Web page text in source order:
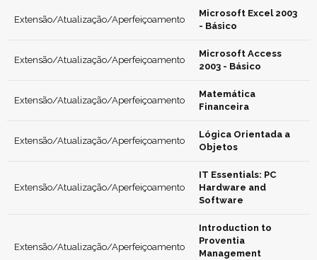
Extensão/Atualização/Aperfeiçoamento
Microsoft Excel 2003
- Básico
Extensão/Atualização/Aperfeiçoamento
Microsoft Access
2003 - Básico
Extensão/Atualização/Aperfeiçoamento
Matemática
Financeira
Extensão/Atualização/Aperfeiçoamento
Lógica Orientada a
Objetos
Extensão/Atualização/Aperfeiçoamento
IT Essentials: PC
Hardware and
Software
Extensão/Atualização/Aperfeiçoamento
Introduction to
Proventia
Management